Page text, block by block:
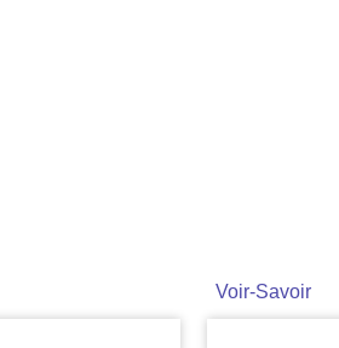
Voir-Savoir